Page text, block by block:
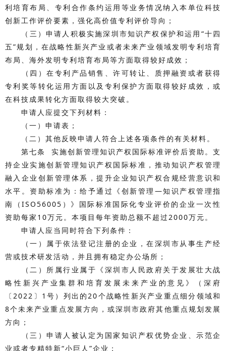
利培育布局、专利合作条约运用等业务情况纳入本单位科技
创新工作评价要素，强化高价值专利评价导向；
（三）申请人积极实施深圳市知识产权保护和运用“十四
五”规划，在战略性新兴产业或者未来产业领域发明专利培育
布局、海外发明专利培育布局等方面取得较好成效；
（四）在专利产品销售、许可转让、质押融资或者获得
专利奖等转化运用方面以及专利保护方面取得较好成效，或
在科技成果转化方面取得较大突破。
申请人应提交下列材料：
（一）申请表；
（二）其他反映申请人符合上述各项条件的有关材料。
第七条 实施创新管理知识产权国际标准评价后资助。支
持企业实施创新管理知识产权国际标准，推动知识产权管理
融入企业创新管理体系，提升企业知识产权合规经营意识和
水平。资助标准为：给予通过《创新管理—知识产权管理指
南（ISO56005）》国际标准国际化专业评价的企业一次性
资助每家10万元。本项目每年资助总额不超过2000万元。
申请人应当同时符合下列条件：
（一）属于依法登记注册的企业，在深圳市从事生产经
营或技术研发活动，并且拥有稳定办公场所；
（二）所属行业属于《深圳市人民政府关于发展壮大战
略性新兴产业集群和培育发展未来产业的意见》（深府
〔2022〕1号）列出的20个战略性新兴产业重点细分领域和
8个未来产业重点发展方向，或深圳市政府其他重点规划发展
方向；
（三）申请人被认定为国家知识产权优势企业、示范企
业或者专精特新“小巨人”企业；